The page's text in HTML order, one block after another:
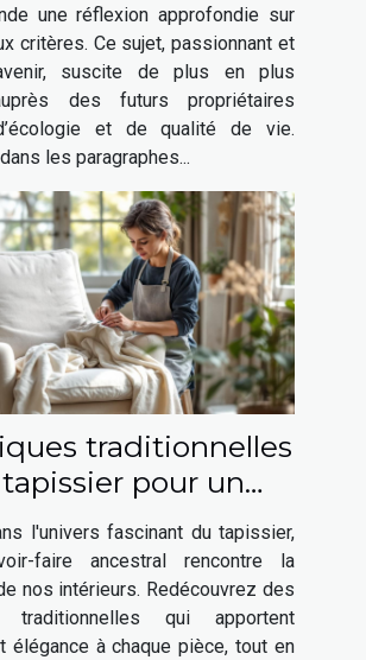
une réflexion approfondie sur
critères. Ce sujet, passionnant et
suscite de plus en plus
des futurs propriétaires
et de qualité de vie.
les paragraphes...
traditionnelles
pour un
moderne
l'univers fascinant du tapissier,
faire ancestral rencontre la
nos intérieurs. Redécouvrez des
traditionnelles qui apportent
élégance à chaque pièce, tout en